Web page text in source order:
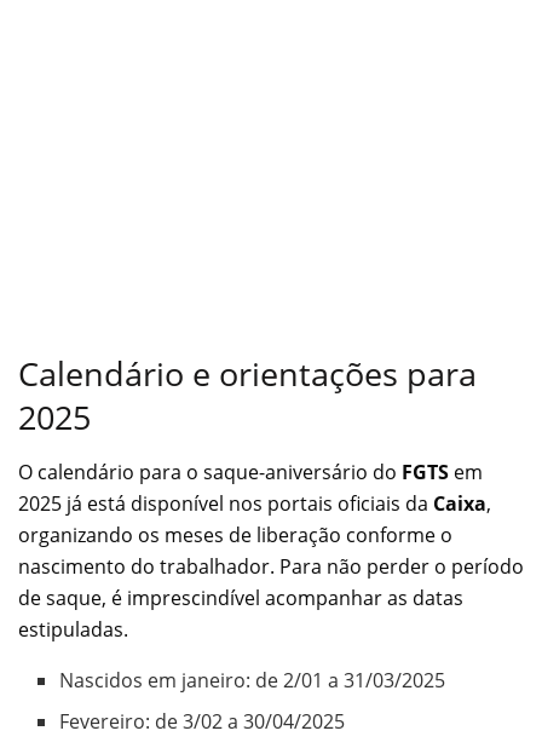
Calendário e orientações para
2025
O calendário para o saque-aniversário do FGTS em
2025 já está disponível nos portais oficiais da Caixa,
organizando os meses de liberação conforme o
nascimento do trabalhador. Para não perder o período
de saque, é imprescindível acompanhar as datas
estipuladas.
Nascidos em janeiro: de 2/01 a 31/03/2025
Fevereiro: de 3/02 a 30/04/2025